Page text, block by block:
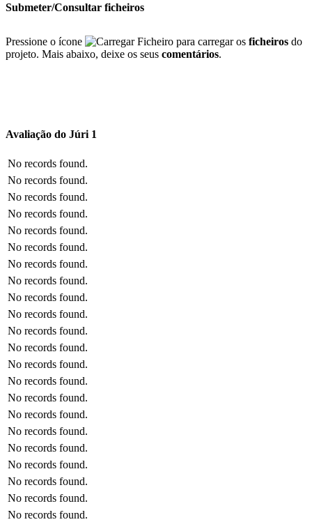
Submeter/Consultar ficheiros
Pressione o ícone para carregar os ficheiros do
projeto. Mais abaixo, deixe os seus comentários.
Avaliação do Júri 1
No records found.
No records found.
No records found.
No records found.
No records found.
No records found.
No records found.
No records found.
No records found.
No records found.
No records found.
No records found.
No records found.
No records found.
No records found.
No records found.
No records found.
No records found.
No records found.
No records found.
No records found.
No records found.